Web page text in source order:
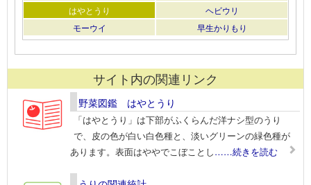
はやとうり
ヘビウリ
モーウイ
早生かりもり
サイト内の関連リンク
野菜図鑑 はやとうり
「はやとうり」は下部がふくらんだ洋ナシ型のうり
で、皮の色が白い白色種と、淡いグリーンの緑色種が
あります。表面はややでこぼことし……続きを読む